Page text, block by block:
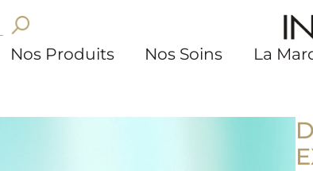
Nos Produits Nos Soins La